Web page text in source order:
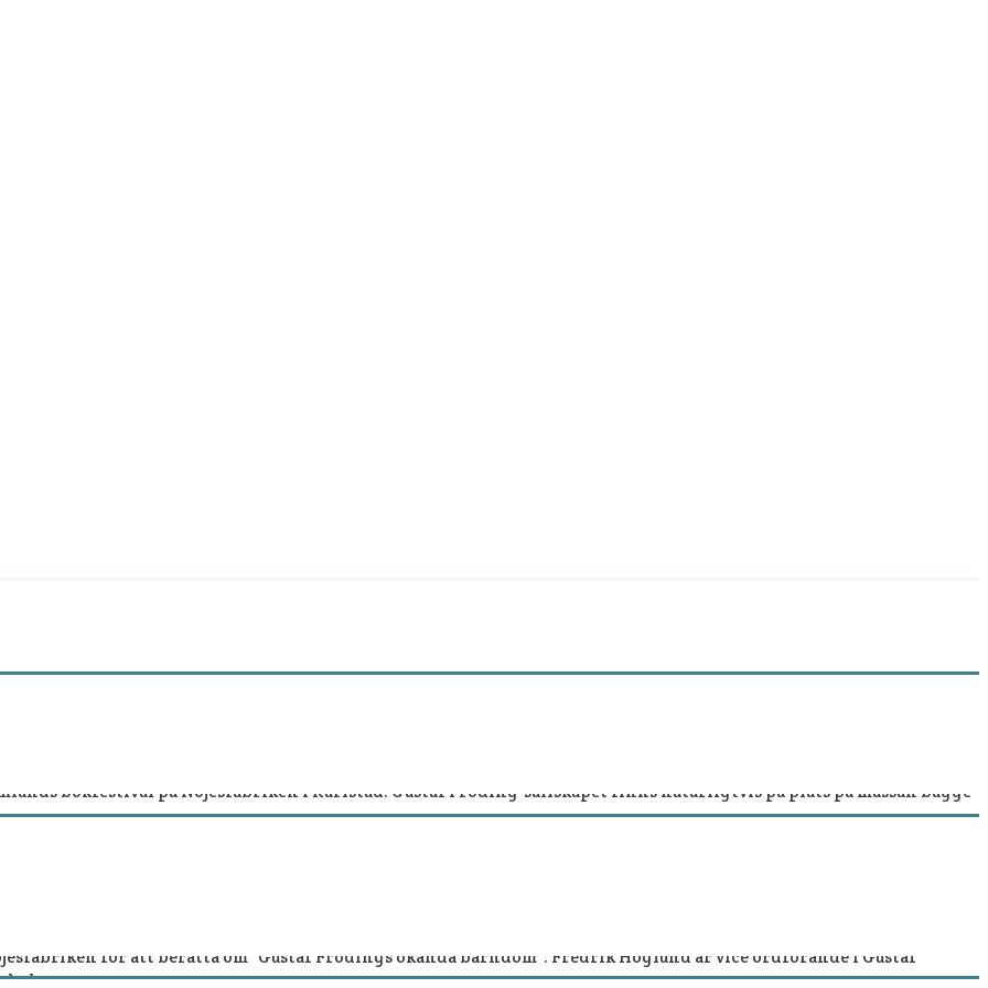
bokfestival på Nöjesfabriken i Karlstad. Gustaf Fröding-sällskapet finns naturligtvis på plats på mässan bägge
hämta ut årsboken ”Gustaf Fröding och Kristinehamn”. Efter bokmässan kommer årsboken att skickas med post
ett välkommet bidrag till föreningen.
”Önskedikter” från 2017 åter finns tillgänglig i en nytryck pocketversion.
för att berätta om ”Gustaf Frödings okända barndom”. Fredrik Höglund är vice ordförande i Gustaf
2022.